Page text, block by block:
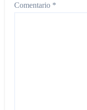
Comentario *